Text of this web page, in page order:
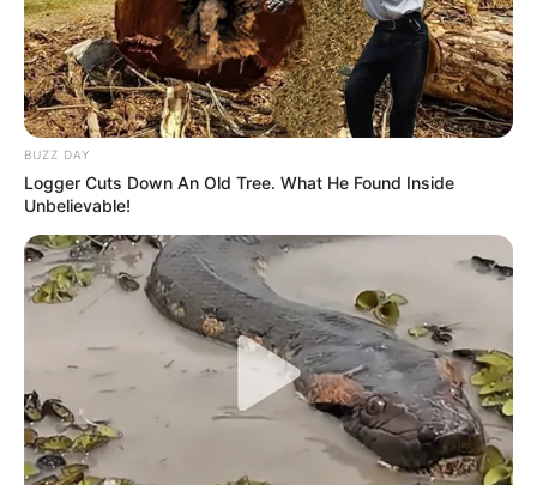
BUZZ DAY
Logger Cuts Down An Old Tree. What He Found Inside
Unbelievable!